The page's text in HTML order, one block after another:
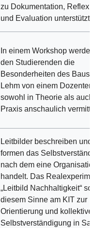
zu Dokumentation,
und Evaluation unterstützt.
In einem Workshop werden
den Studierenden die
Besonderheiten des
Lehm von einem Dozenten
sowohl in Theorie als auch
Praxis anschaulich
Leitbilder beschreiben und
formen das
nach dem eine Organisation
handelt. Das
„Leitbild Nachhaltigkeit“
diesem Sinne am KIT zur
Orientierung und kollektiven
Selbstverständigung in